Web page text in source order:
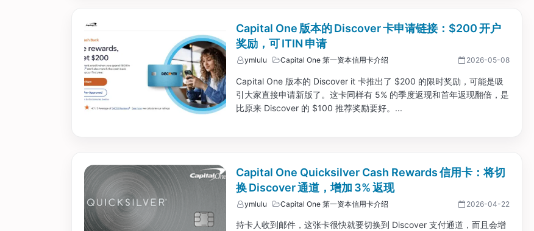
Capital One 版本的 Discover 卡申请链接：$200 开户
奖励，可 ITIN 申请
ymlulu Capital One 第一资本信用卡介绍 2026-05-08
Capital One 版本的 Discover it 卡推出了 $200 的限时奖励，可能是吸
引大家直接申请新版了。这卡同样有 5% 的季度返现和首年返现翻倍，是
比原来 Discover 的 $100 推荐奖励要好。...
Capital One Quicksilver Cash Rewards 信用卡：将切
换 Discover 通道，增加 3% 返现
ymlulu Capital One 第一资本信用卡介绍 2026-04-22
持卡人收到邮件，这张卡很快就要切换到 Discover 支付通道，而且会增